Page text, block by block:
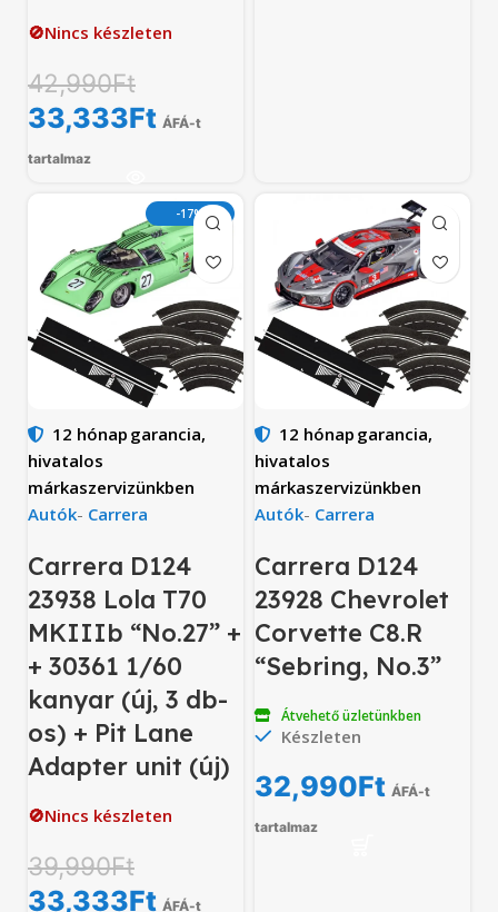
🚫Nincs készleten
42,990Ft
33,333Ft ÁFÁ-t
tartalmaz
-17%
12 hónap garancia,
hivatalos
márkaszervizünkben
Autók- Carrera
Carrera D124
23938 Lola T70
MKIIIb “No.27” +
+ 30361 1/60
kanyar (új, 3 db-
os) + Pit Lane
Adapter unit (új)
🚫Nincs készleten
39,990Ft
33,333Ft ÁFÁ-t
12 hónap garancia,
hivatalos
márkaszervizünkben
Autók- Carrera
Carrera D124
23928 Chevrolet
Corvette C8.R
“Sebring, No.3”
Átvehető üzletünkben
Készleten
32,990Ft ÁFÁ-t
tartalmaz